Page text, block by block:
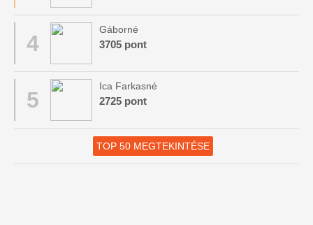
4
Gáborné
3705 pont
5
Ica Farkasné
2725 pont
TOP 50 MEGTEKINTÉSE